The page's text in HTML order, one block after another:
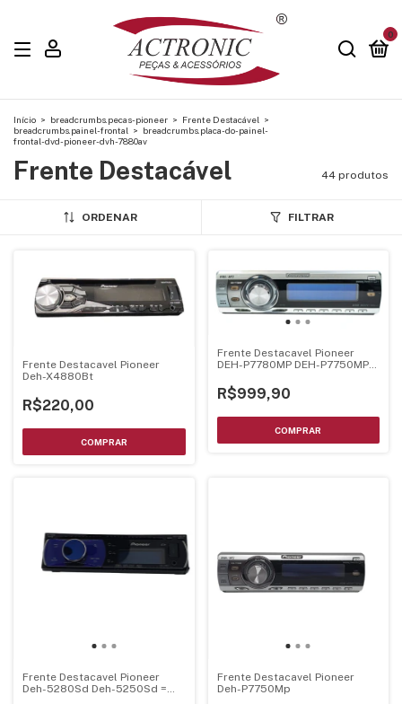
0
Início > breadcrumbs.pecas-pioneer > Frente Destacável >
breadcrumbs.painel-frontal > breadcrumbs.placa-do-painel-
frontal-dvd-pioneer-dvh-7880av
Frente Destacável 44 produtos
ORDENAR FILTRAR
Frente Destacavel Pioneer
Deh-X4880Bt
R$220,00
Frente Destacavel Pioneer
DEH-P7780MP DEH-P7750MP
R$999,90
Frente Destacavel Pioneer
Deh-5280Sd Deh-5250Sd =
Frente Destacavel Pioneer
Deh-P7750Mp